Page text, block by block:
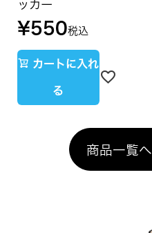
ッカー
¥550税込
カートに入れ
る
商品一覧へ